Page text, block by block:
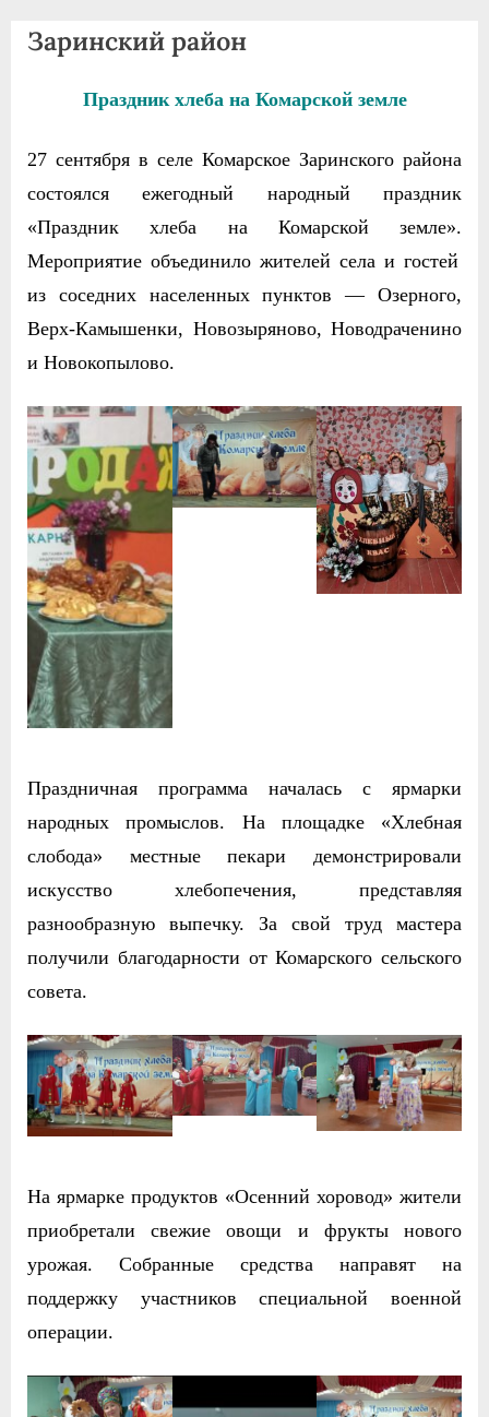
тел./
+7
63
Заринский район
Праздник хлеба на Комарской земле
27 сентября в селе Комарское Заринского района
состоялся ежегодный народный праздник
«Праздник хлеба на Комарской земле».
Мероприятие объединило жителей села и гостей
из соседних населенных пунктов — Озерного,
Верх-Камышенки, Новозыряново, Новодраченино
и Новокопылово.
Праздничная программа началась с ярмарки
народных промыслов. На площадке «Хлебная
слобода» местные пекари демонстрировали
искусство хлебопечения, представляя
разнообразную выпечку. За свой труд мастера
получили благодарности от Комарского сельского
совета.
На ярмарке продуктов «Осенний хоровод» жители
приобретали свежие овощи и фрукты нового
урожая. Собранные средства направят на
поддержку участников специальной военной
операции.